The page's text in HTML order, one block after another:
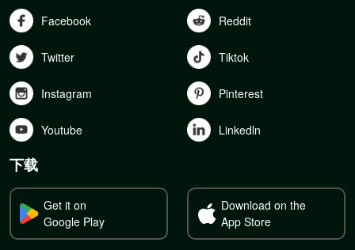
Facebook Reddit
Twitter Tiktok
Instagram Pinterest
Youtube Linkedln
下载
Get it on
Google Play
Download on the
App Store